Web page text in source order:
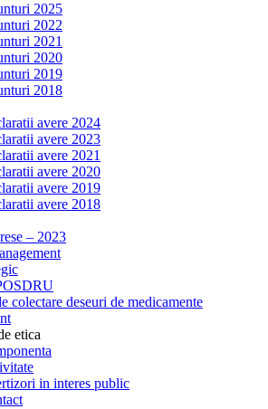
2025
2022
2021
2020
2019
2018
avere 2024
avere 2023
avere 2021
avere 2020
avere 2019
avere 2018
– 2023
colectare deseuri de medicamente
etica
in interes public